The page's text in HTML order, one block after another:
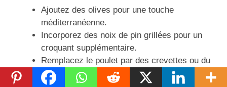
Ajoutez des olives pour une touche
méditerranéenne.
Incorporez des noix de pin grillées pour un
croquant supplémentaire.
Remplacez le poulet par des crevettes ou du
tofu pour une version végétarienne.